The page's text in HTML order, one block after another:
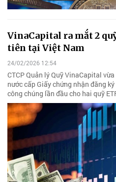
VinaCapital ra mắt 2
tiên tại Việt Nam
24/02/2026 12:54
CTCP Quản lý Quỹ VinaCapital
nước cấp Giấy chứng nhận đăng
công chúng lần đầu cho hai quỹ